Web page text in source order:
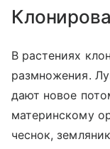
В растениях
размножения.
дают новое
материнскому
чеснок,